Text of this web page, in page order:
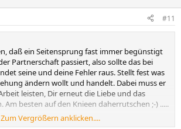
#11
daß ein Seitensprung fast immer begünstigt
Partnerschaft passiert, also sollte das bei
seine und deine Fehler raus. Stellt fest was
ändern wollt und handelt. Dabei muss er
leisten, Dir erneut die Liebe und das
Am besten auf den Knieen daherrutschen ;-) .....
Zum Vergrößern anklicken....